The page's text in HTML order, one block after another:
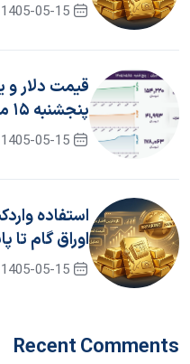
1405-05-15
قیمت دلار و
پنجشنبه ۱۵ مرداد ۱۴۰۵
1405-05-15
استفاده
اوراق گام تا پایان
1405-05-15
Recent Comments